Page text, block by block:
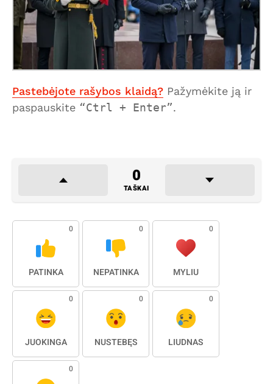
Pastebėjote rašybos klaidą? Pažymėkite ją ir
paspauskite
Ctrl + Enter .
0
TAŠKAI
0
PATINKA
0
NEPATINKA
0
MYLIU
0
JUOKINGA
0
NUSTEBĘS
0
LIŪDNAS
0